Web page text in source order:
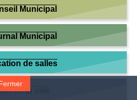
Municipal
Municipal
de salles
de la ville